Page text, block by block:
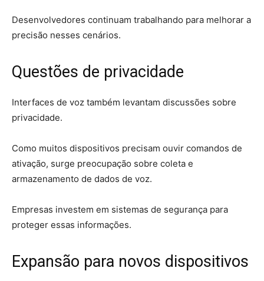
Desenvolvedores continuam trabalhando para melhorar a
precisão nesses cenários.
Questões de privacidade
Interfaces de voz também levantam discussões sobre
privacidade.
Como muitos dispositivos precisam ouvir comandos de
ativação, surge preocupação sobre coleta e
armazenamento de dados de voz.
Empresas investem em sistemas de segurança para
proteger essas informações.
Expansão para novos dispositivos